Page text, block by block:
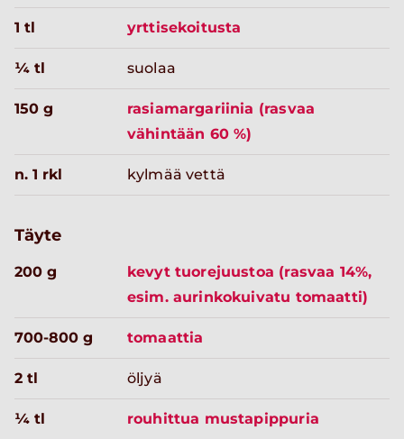
1 tl yrttisekoitusta
¼ tl suolaa
150 g
rasiamargariinia (rasvaa
vähintään 60 %)
n. 1 rkl kylmää vettä
Täyte
200 g
kevyt tuorejuustoa (rasvaa 14%,
esim. aurinkokuivatu tomaatti)
700-800 g tomaattia
2 tl öljyä
¼ tl rouhittua mustapippuria